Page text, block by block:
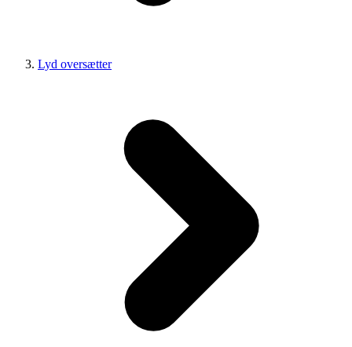
Lyd oversætter